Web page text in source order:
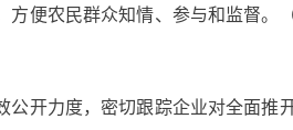
便农民群众知情、参与和监督。
开力度，密切跟踪企业对全面推